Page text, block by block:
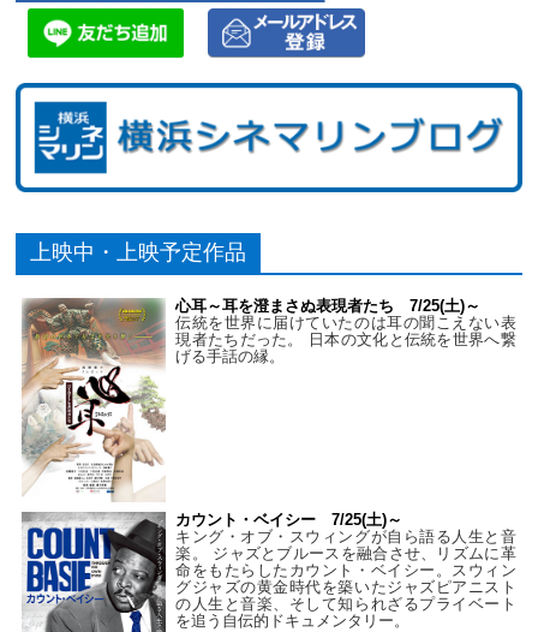
上映中・上映予定作品
心耳～耳を澄まさぬ表現者たち 7/25(土)～
伝統を世界に届けていたのは耳の聞こえない表
現者たちだった。 日本の文化と伝統を世界へ繋
げる手話の縁。
カウント・ベイシー 7/25(土)～
キング・オブ・スウィングが自ら語る人生と音
楽。 ジャズとブルースを融合させ、リズムに革
命をもたらしたカウント・ベイシー。スウィン
グジャズの黄金時代を築いたジャズピアニスト
の人生と音楽、そして知られざるプライベート
を追う自伝的ドキュメンタリー。